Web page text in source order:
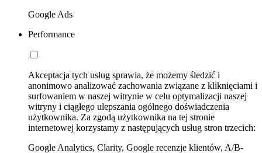
Google Ads
Performance
Akceptacja tych usług sprawia, że możemy śledzić i
anonimowo analizować zachowania związane z kliknięciami i
surfowaniem w naszej witrynie w celu optymalizacji naszej
witryny i ciągłego ulepszania ogólnego doświadczenia
użytkownika. Za zgodą użytkownika na tej stronie
internetowej korzystamy z następujących usług stron trzecich:
Google Analytics, Clarity, Google recenzje klientów, A/B-